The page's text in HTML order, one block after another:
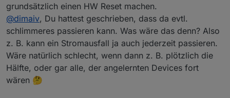
grundsätzlich einen HW Reset machen.
@dimaiv, Du hattest geschrieben, dass da evtl.
schlimmeres passieren kann. Was wäre das denn? Also
z. B. kann ein Stromausfall ja auch jederzeit passieren.
Wäre natürlich schlecht, wenn dann z. B. plötzlich die
Hälfte, oder gar alle, der angelernten Devices fort
wären 🤔